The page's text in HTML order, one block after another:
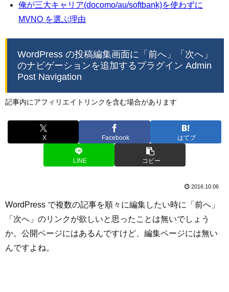
俺が三大キャリア(docomo/au/softbank)を使わずに
MVNO を選ぶ理由
WordPress の投稿編集画面に「前へ」「次へ」
のナビゲーションを追加するプラグイン Admin
Post Navigation
記事内にアフィリエイトリンクを含む場合があります
X Facebook はてブ
LINE コピー
2016.10.06
WordPress で複数の記事を順々に編集したい時に「前へ」
「次へ」のリンクが欲しいと思ったことは無いでしょう
か。公開ページにはあるんですけど、編集ページには無い
んですよね。